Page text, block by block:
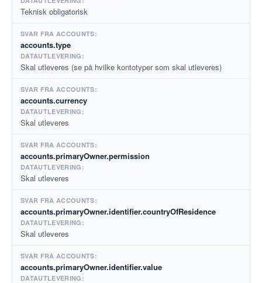
Teknisk obligatorisk
accounts.type
Skal utleveres (se på hvilke kontotyper som skal utleveres)
accounts.currency
Skal utleveres
accounts.primaryOwner.permission
Skal utleveres
accounts.primaryOwner.identifier.countryOfResidence
Skal utleveres
accounts.primaryOwner.identifier.value